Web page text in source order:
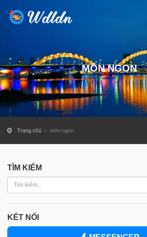
MÓN NGON
Trang chủ món ngon
TÌM KIẾM
KẾT NỐI